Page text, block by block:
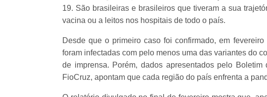
19. São brasileiras e brasileiros que tiveram a sua
vacina ou a leitos nos hospitais de todo o país.
Desde que o primeiro caso foi confirmado, em
foram infectadas com pelo menos uma das variantes do
de imprensa. Porém, dados apresentados pelo
FioCruz, apontam que cada região do país enfrenta a